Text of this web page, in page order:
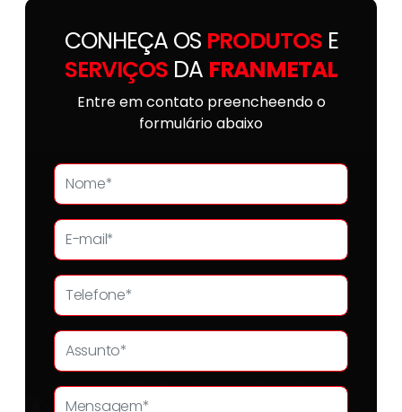
CONHEÇA OS PRODUTOSE
SERVIÇOS DA FRANMETAL
Entre em contato preencheendo o
formulário abaixo